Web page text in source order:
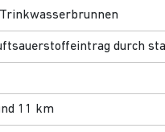
durch
11 km